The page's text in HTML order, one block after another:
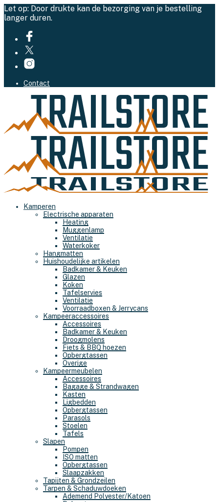
Let op: Door drukte kan de bezorging van je bestelling
langer duren.
Contact
Kamperen
Electrische apparaten
Heating
Muggenlamp
Ventilatie
Waterkoker
Hangmatten
Huishoudelijke artikelen
Badkamer & Keuken
Glazen
Koken
Tafelservies
Ventilatie
Voorraadboxen & Jerrycans
Kampeeraccessoires
Accessoires
Badkamer & Keuken
Droogmolens
Fiets & BBQ hoezen
Opbergtassen
Overige
Kampeermeubelen
Accessoires
Bagage & Strandwagen
Kasten
Ligbedden
Opbergtassen
Parasols
Stoelen
Tafels
Slapen
Pompen
ISO matten
Opbergtassen
Slaapzakken
Tapijten & Grondzeilen
Tarpen & Schaduwdoeken
Ademend Polyester/Katoen